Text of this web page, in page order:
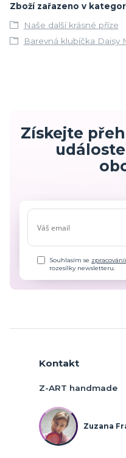
Zboží zařazeno v
Naše další krásné příze
Barevná klubíčka Daisy
Získejte
Souhlasím se
rozesílky newsletteru.
Kontakt
Z-ART handmade
Zuzana